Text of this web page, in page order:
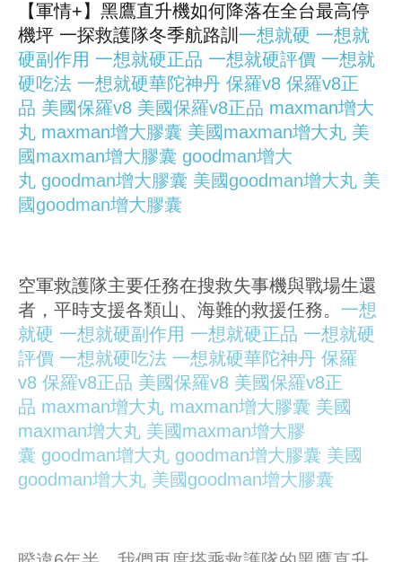
【軍情+】黑鷹直升機如何降落在全台最高停
機坪 一探救護隊冬季航路訓 一想就硬 一想就
硬副作用 一想就硬正品 一想就硬評價 一想就
硬吃法 一想就硬華陀神丹 保羅v8 保羅v8正
品 美國保羅v8 美國保羅v8正品 maxman增大
丸 maxman增大膠囊 美國maxman增大丸 美
國maxman增大膠囊 goodman增大
丸 goodman增大膠囊 美國goodman增大丸 美
國goodman增大膠囊
空軍救護隊主要任務在搜救失事機與戰場生還
者，平時支援各類山、海難的救援任務。 一想
就硬 一想就硬副作用 一想就硬正品 一想就硬
評價 一想就硬吃法 一想就硬華陀神丹 保羅
v8 保羅v8正品 美國保羅v8 美國保羅v8正
品 maxman增大丸 maxman增大膠囊 美國
maxman增大丸 美國maxman增大膠
囊 goodman增大丸 goodman增大膠囊 美國
goodman增大丸 美國goodman增大膠囊